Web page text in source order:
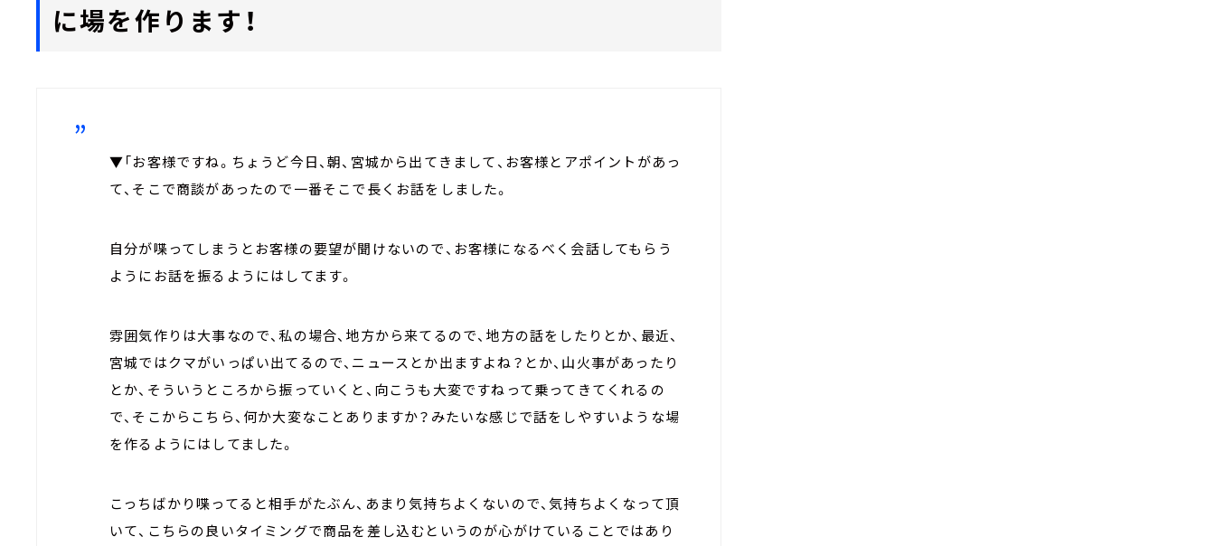
に場を作ります！
▼「お客様ですね。ちょうど今日、朝、宮城から出てきまして、お客様とアポイントがあっ
て、そこで商談があったので一番そこで長くお話をしました。
自分が喋ってしまうとお客様の要望が聞けないので、お客様になるべく会話してもらう
ようにお話を振るようにはしてます。
雰囲気作りは大事なので、私の場合、地方から来てるので、地方の話をしたりとか、最近、
宮城ではクマがいっぱい出てるので、ニュースとか出ますよね？とか、山火事があったり
とか、そういうところから振っていくと、向こうも大変ですねって乗ってきてくれるの
で、そこからこちら、何か大変なことありますか？みたいな感じで話をしやすいような場
を作るようにはしてました。
こっちばかり喋ってると相手がたぶん、あまり気持ちよくないので、気持ちよくなって頂
いて、こちらの良いタイミングで商品を差し込むというのが心がけていることではあり